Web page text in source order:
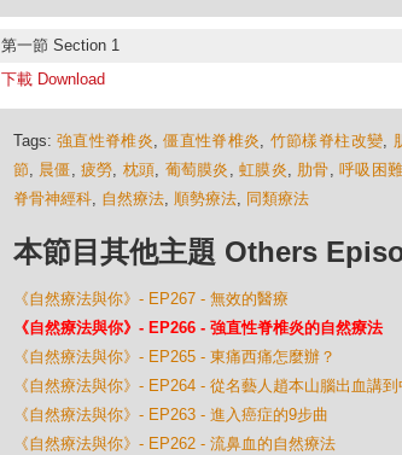
第一節 Section 1
下載 Download
Tags: 強直性脊椎炎,僵直性脊椎炎, 竹節樣脊柱改變,
節, 晨僵, 疲勞, 枕頭, 葡萄膜炎 , 虹膜炎, 肋骨, 呼吸困難
脊骨神經科, 自然療法, 順勢療法, 同類療法
本節目其他主題 Others
《自然療法與你》- EP267 - 無效的醫療
《自然療法與你》- EP266 - 強直性脊椎炎的自然療法
《自然療法與你》- EP265 - 東痛西痛怎麼辦？
《自然療法與你》- EP264 - 從名藝人趙本山腦出血講
《自然療法與你》- EP263 - 進入癌症的9步曲
《自然療法與你》- EP262 - 流鼻血的自然療法